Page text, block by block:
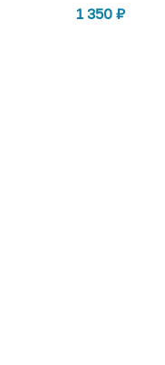
1 350 ₽